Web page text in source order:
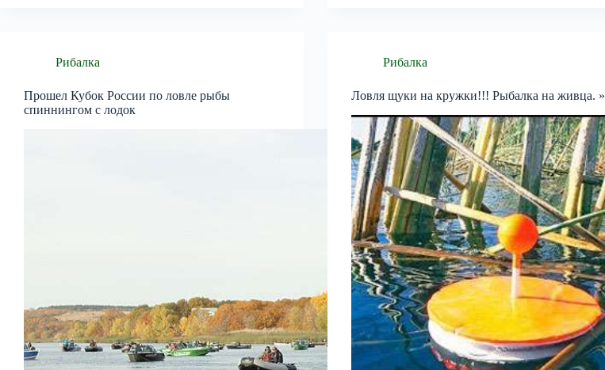
Рибалка
Прошел Кубок России по ловле рыбы
спиннингом с лодок
Рибалка
Ловля щуки на кружки!!! Рыбалка на живца. »